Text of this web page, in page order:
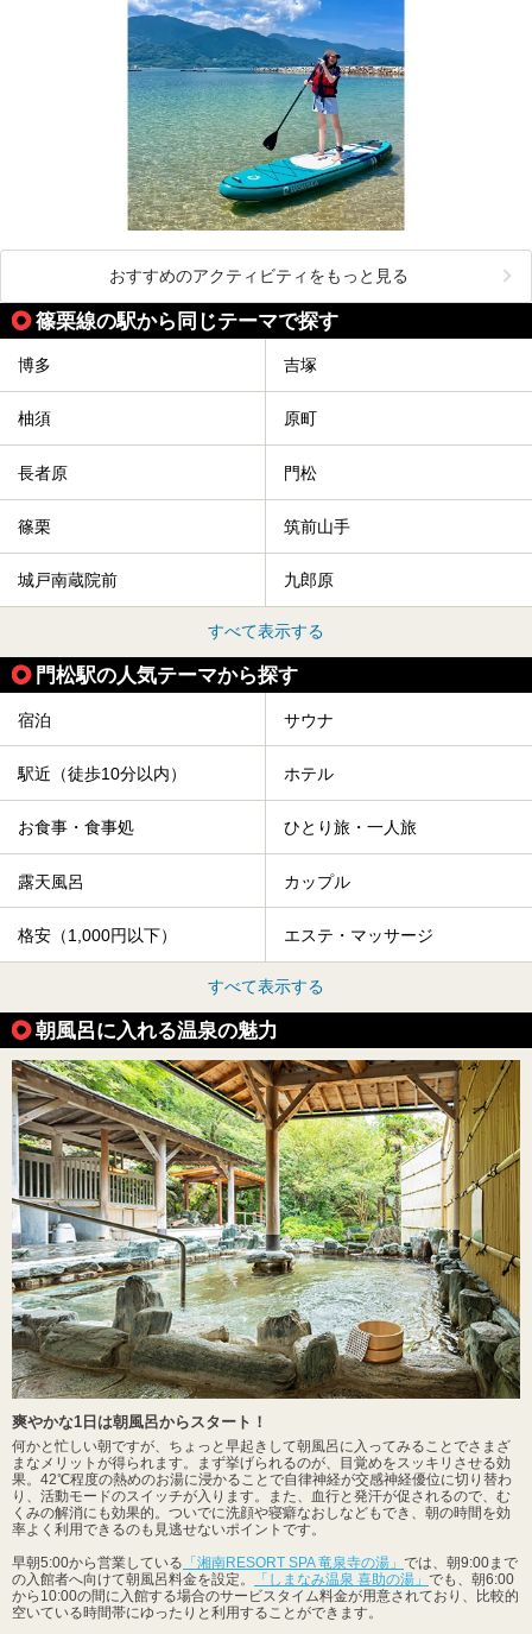
おすすめのアクティビティをもっと見る
篠栗線の駅から同じテーマで探す
博多 吉塚
柚須 原町
長者原 門松
篠栗 筑前山手
城戸南蔵院前 九郎原
すべて表示する
門松駅の人気テーマから探す
宿泊 サウナ
駅近（徒歩10分以内） ホテル
お食事・食事処 ひとり旅・一人旅
露天風呂 カップル
格安（1,000円以下） エステ・マッサージ
すべて表示する
朝風呂に入れる温泉の魅力
爽やかな1日は朝風呂からスタート！
何かと忙しい朝ですが、ちょっと早起きして朝風呂に入ってみることでさまざ
まなメリットが得られます。まず挙げられるのが、目覚めをスッキリさせる効
果。42℃程度の熱めのお湯に浸かることで自律神経が交感神経優位に切り替わ
り、活動モードのスイッチが入ります。また、血行と発汗が促されるので、む
くみの解消にも効果的。ついでに洗顔や寝癖なおしなどもでき、朝の時間を効
率よく利用できるのも見逃せないポイントです。
早朝5:00から営業している 「湘南RESORT SPA 竜泉寺の湯」 では、朝9:00まで
の入館者へ向けて朝風呂料金を設定。
「しまなみ温泉 喜助の湯」 でも、朝6:00
から10:00の間に入館する場合のサービスタイム料金が用意されており、比較的
空いている時間帯にゆったりと利用することができます。